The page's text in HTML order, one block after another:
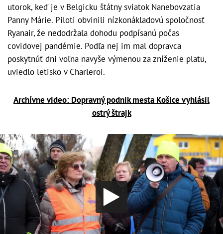
utorok, keď je v Belgicku štátny sviatok Nanebovzatia
Panny Márie. Piloti obvinili nízkonákladovú spoločnosť
Ryanair, že nedodržala dohodu podpísanú počas
covidovej pandémie. Podľa nej im mal dopravca
poskytnúť dni voľna navyše výmenou za zníženie platu,
uviedlo letisko v Charleroi.
Archívne video: Dopravný podnik mesta Košice vyhlásil
ostrý štrajk